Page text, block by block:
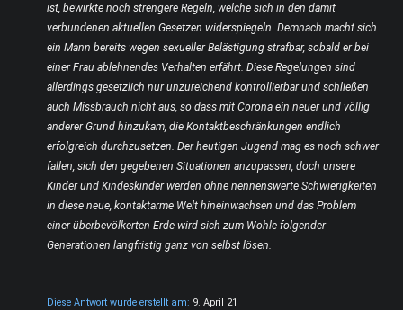
ist, bewirkte noch strengere Regeln, welche sich in den damit
verbundenen aktuellen Gesetzen widerspiegeln. Demnach macht sich
ein Mann bereits wegen sexueller Belästigung strafbar, sobald er bei
einer Frau ablehnendes Verhalten erfährt. Diese Regelungen sind
allerdings gesetzlich nur unzureichend kontrollierbar und schließen
auch Missbrauch nicht aus, so dass mit Corona ein neuer und völlig
anderer Grund hinzukam, die Kontaktbeschränkungen endlich
erfolgreich durchzusetzen. Der heutigen Jugend mag es noch schwer
fallen, sich den gegebenen Situationen anzupassen, doch unsere
Kinder und Kindeskinder werden ohne nennenswerte Schwierigkeiten
in diese neue, kontaktarme Welt hineinwachsen und das Problem
einer überbevölkerten Erde wird sich zum Wohle folgender
Generationen langfristig ganz von selbst lösen.
Diese Antwort wurde erstellt am: 9. April 21